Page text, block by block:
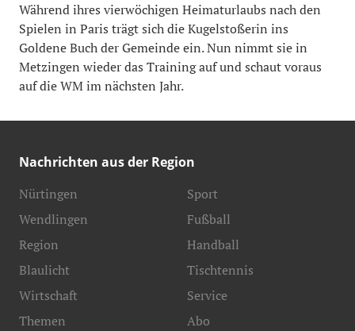
Während ihres vierwöchigen Heimaturlaubs nach den
Spielen in Paris trägt sich die Kugelstoßerin ins
Goldene Buch der Gemeinde ein. Nun nimmt sie in
Metzingen wieder das Training auf und schaut voraus
auf die WM im nächsten Jahr.
Nachrichten aus der Region
Nürtingen
Wendlingen
Region
Blaulicht
Sport
Fußball
Handball
Tischtennis
Wirtschaft
Themen
Service
Abo